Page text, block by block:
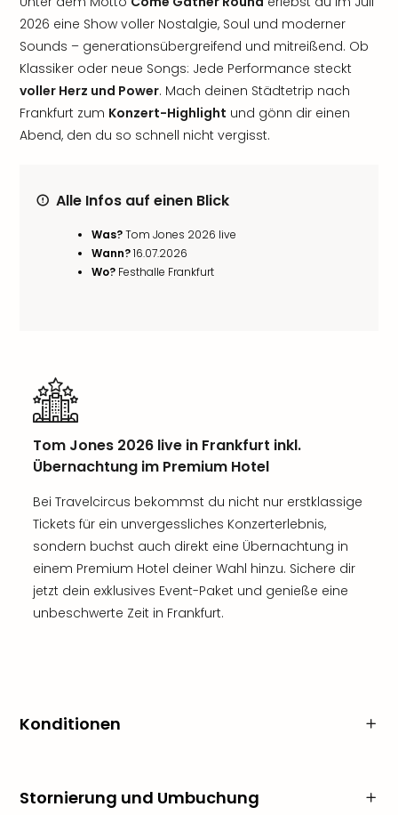
2026 eine Show voller Nostalgie, Soul und moderner
Sounds – generationsübergreifend und mitreißend. Ob
Klassiker oder neue Songs: Jede Performance steckt
voller Herz und Power. Mach deinen Städtetrip nach
Frankfurt zum Konzert-Highlight und gönn dir einen
Abend, den du so schnell nicht vergisst.
Alle Infos auf einen Blick
Was?Tom Jones 2026 live
Wann?16.07.2026
Wo? Festhalle Frankfurt
Tom Jones 2026 live in Frankfurt inkl.
Übernachtung im Premium Hotel
Bei Travelcircus bekommst du nicht nur erstklassige
Tickets für ein unvergessliches Konzerterlebnis,
sondern buchst auch direkt eine Übernachtung in
einem Premium Hotel deiner Wahl hinzu. Sichere dir
jetzt dein exklusives Event-Paket und genieße eine
unbeschwerte Zeit in Frankfurt.
Konditionen
Stornierung und Umbuchung